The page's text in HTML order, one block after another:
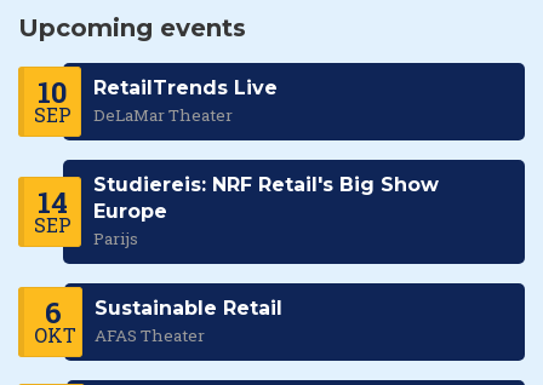
Upcoming events
10
SEP
RetailTrends Live
DeLaMar Theater
14
SEP
Studiereis: NRF Retail's Big Show
Europe
Parijs
6
OKT
Sustainable Retail
AFAS Theater